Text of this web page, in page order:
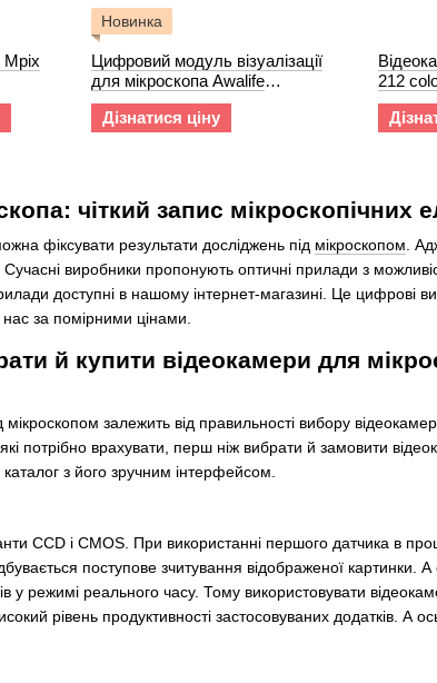
чіткий запис мікроскопічних
фіксувати результати досліджень під мікроскопом .
виробники пропонують оптичні прилади з
доступні в нашому інтернет-магазині. Це цифрові
за помірними цінами.
й купити відеокамери для
мікроскопом залежить від правильності вибору
потрібно врахувати, перш ніж вибрати й замовити
з його зручним інтерфейсом.
CCD і CMOS. При використанні першого датчика в
поступове зчитування відображеної картинки.
у режимі реального часу. Тому використовувати
рівень продуктивності застосовуваних
Mpix
Новинка
Цифровий модуль візуалізації
для мікроскопа Awalife
Microscope Image Hub
Дізнатися ціну
212